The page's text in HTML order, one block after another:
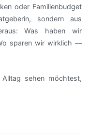
oder Familienbudget
sondern aus
Was haben wir
sparen wir wirklich —
sehen möchtest,